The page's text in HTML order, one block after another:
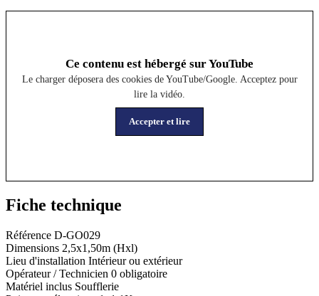
Ce contenu est hébergé sur YouTube
Le charger déposera des cookies de YouTube/Google. Acceptez pour
lire la vidéo.
Accepter et lire
Fiche technique
Référence D-GO029
Dimensions 2,5x1,50m (Hxl)
Lieu d'installation Intérieur ou extérieur
Opérateur / Technicien 0 obligatoire
Matériel inclus Soufflerie